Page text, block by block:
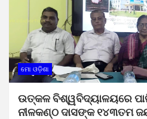
ମୋ ଓଡ଼ିଶା
ଉତ୍କଳ ବିଶ୍ୱବିଦ୍ୟାଳୟରେ
ନୀଳକଣ୍ଠ ଦାସଙ୍କ ୧୪୩ତମ